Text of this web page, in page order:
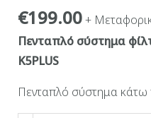
€199.00 +
Πενταπλό σύστημα
K5PLUS
Πενταπλό σύστημα κάτω